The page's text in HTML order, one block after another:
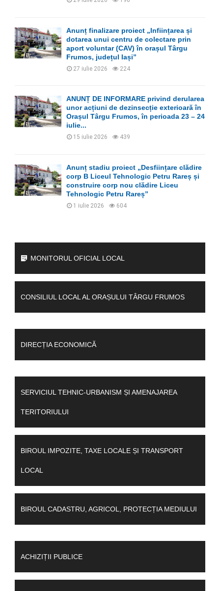
Anunț finalizare proiect „Înființarea și
dotarea unui centru de colectare prin
aport voluntar (CAV) în orașul Târgu
Frumos, județul Iași”
27 iulie 2026 224
ANUNȚ DE INFORMARE privind derularea
unor acțiuni de dezinsecție exterioară în
Orașul Târgu Frumos, în perioada 23 – 24
iulie...
15 iulie 2026 439
Anunț stadiu proiect „Desființare clădire
corp B Liceul Tehnologic Petru Rareș și
construire corp nou clădire Liceu
Tehnologic Petru Rareș”
1 iulie 2026 604
MONITORUL OFICIAL LOCAL
CONSILIUL LOCAL AL ORAȘULUI TÂRGU FRUMOS
DIRECȚIA ECONOMICĂ
SERVICIUL TEHNIC-URBANISM ȘI AMENAJAREA
TERITORIULUI
BIROUL IMPOZITE, TAXE LOCALE ȘI TRANSPORT
LOCAL
BIROUL CADASTRU, AGRICOL, PROTECȚIA MEDIULUI
ACHIZIȚII PUBLICE